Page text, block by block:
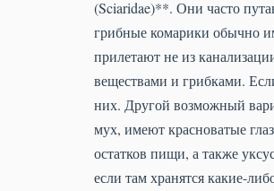
(Sciaridae)**. Они часто
грибные комарики обычно
прилетают не из
веществами и грибками.
них. Другой возможный
мух, имеют красноватые
остатков пищи, а также
если там хранятся какие-